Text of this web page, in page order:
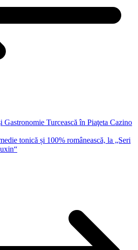
Gastronomie Turcească în Piaţeta Cazino
tonică și 100% românească, la „Seri